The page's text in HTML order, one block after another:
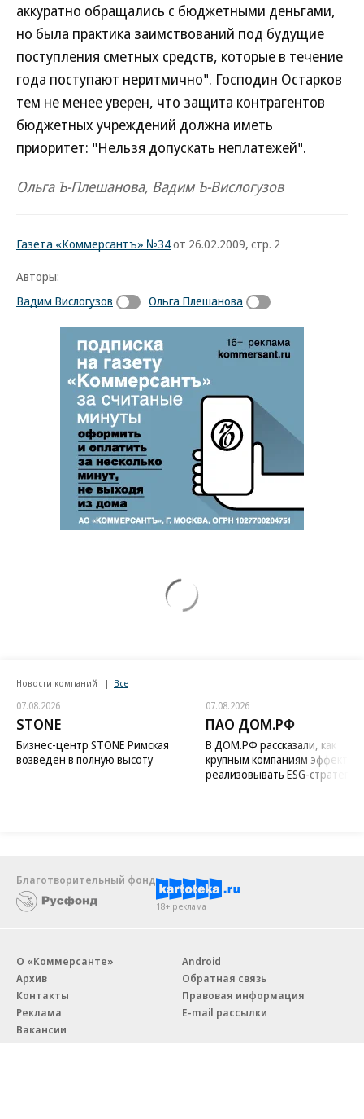
аккуратно обращались с бюджетными деньгами,
но была практика заимствований под будущие
поступления сметных средств, которые в течение
года поступают неритмично". Господин Остарков
тем не менее уверен, что защита контрагентов
бюджетных учреждений должна иметь
приоритет: "Нельзя допускать неплатежей".
Ольга Ъ-Плешанова, Вадим Ъ-Вислогузов
Газета «Коммерсантъ» №34от 26.02.2009, стр. 2
Авторы:
Вадим Вислогузов
Ольга Плешанова
Новости компаний Все
07.08.2026
STONE
Бизнес-центр STONE Римская
возведен в полную высоту
07.08.2026
ПАО ДОМ.РФ
В ДОМ.РФ рассказали, как
крупным компаниям
реализовывать ESG-стратегию
Благотворительный фонд
18+ реклама
О «Коммерсанте»
Архив
Контакты
Реклама
Вакансии
Android
Обратная связь
Правовая информация
E-mail рассылки